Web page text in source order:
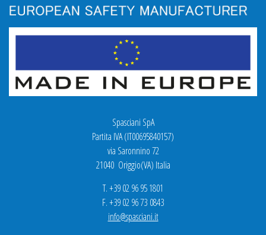
Spasciani SpA
Partita IVA (IT00695840157)
via Saronnino 72
21040 Origgio(VA) Italia
T. +39 02 96 95 1801
F. +39 02 96 73 0843
info@spasciani.it